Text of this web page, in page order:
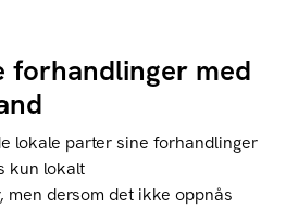
forhandlinger med
lokale parter sine forhandlinger
kun lokalt
men dersom det ikke oppnås